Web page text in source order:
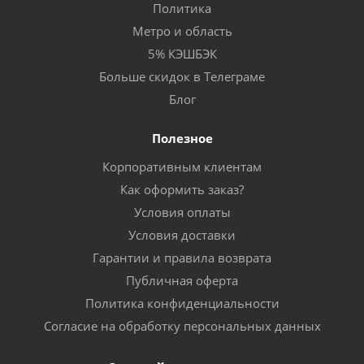
Политика
Метро и область
5% КЭШБЭК
Больше скидок в Телеграме
Блог
Полезное
Корпоративным клиентам
Как оформить заказ?
Условия оплаты
Условия доставки
Гарантии и правила возврата
Публичная оферта
Политика конфиденциальности
Согласие на обработку персональных данных